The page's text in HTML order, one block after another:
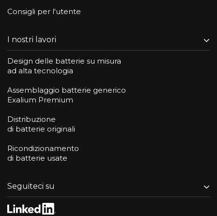
Consigli per l'utente
I nostri lavori
Design delle batterie su misura
ad alta tecnologia
Assemblaggio batterie generico
Exalium Premium
Distribuzione
di batterie originali
Ricondizionamento
di batterie usate
Seguiteci su